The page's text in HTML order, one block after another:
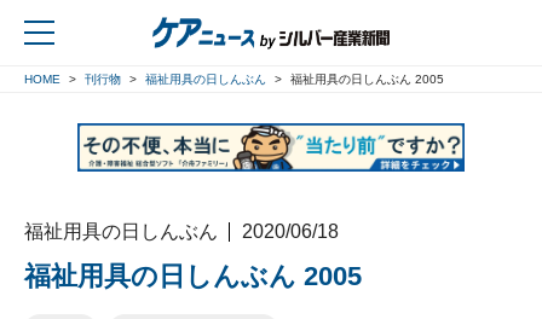
HOME 刊行物 福祉用具の日しんぶん 福祉用具の日しんぶん 2005
福祉用具の日しんぶん 2020/06/18
福祉用具の日しんぶん 2005